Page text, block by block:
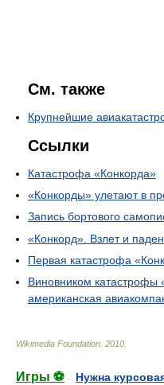
См. также
Крупнейшие
Ссылки
Катастрофа «Конкорда»
«Конкорды» улетают в
Запись бортового
«Конкорд». Взлет и
Первая катастрофа
Виновником катастрофы
американская
Wikimedia Foundation 2010
Игры ⚽
Нужна